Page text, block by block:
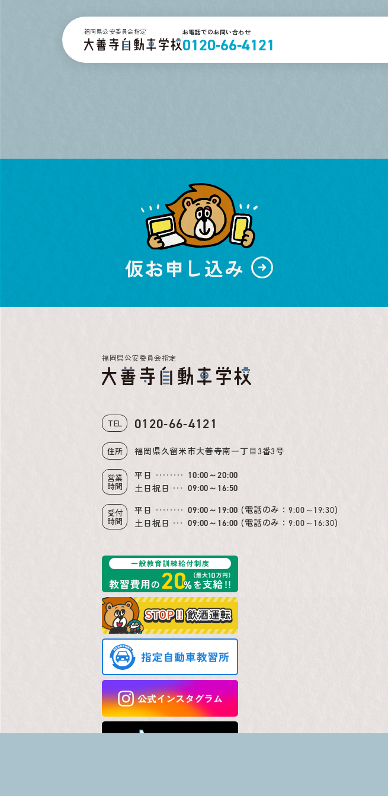
福岡県公安委員会指定 お電話でのお問い合わせ
0120-66-4121
一般 普通車MT免許
仮お申し込み
福岡県公安委員会指定
TEL 0120-66-4121
住所 福岡県久留米市大善寺南一丁目3番3号
営業
時間
平日 10:00～20:00
土日祝日 09:00～16:50
受付
時間
平日 09:00～19:00 (電話のみ：9:00～19:30)
土日祝日
09:00～16:00 (電話のみ：9:00～16:30)